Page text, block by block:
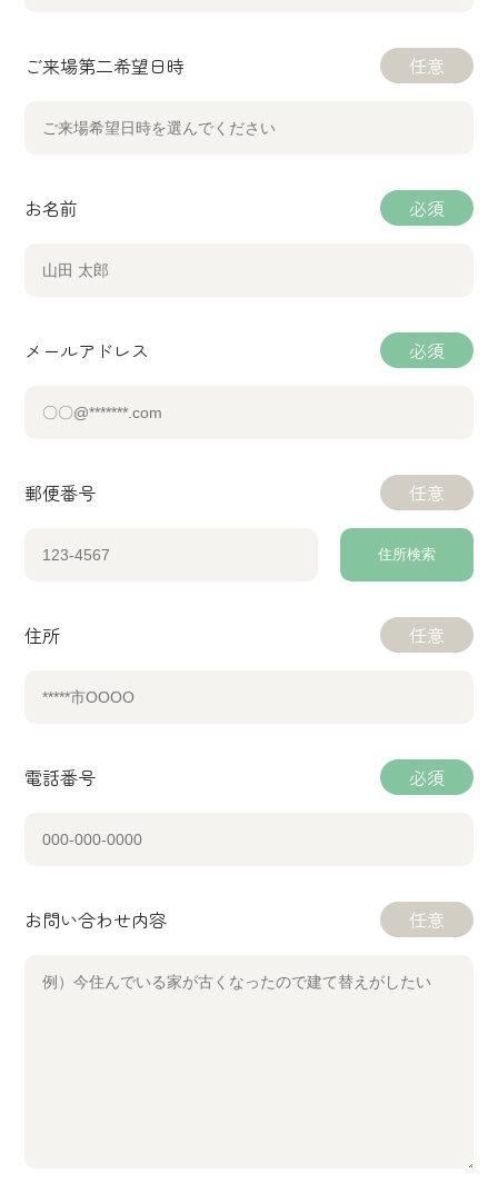
ご来場第二希望日時 任意
お名前 必須
メールアドレス 必須
郵便番号 任意
住所検索
住所 任意
電話番号 必須
お問い合わせ内容 任意